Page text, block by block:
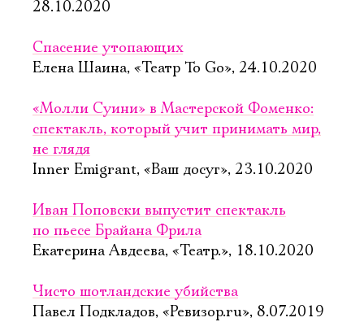
28.10.2020
Спасение утопающих
Елена Шаина, «Театр To Go», 24.10.2020
«Молли Суини» в Мастерской Фоменко:
спектакль, который учит принимать мир,
не глядя
Inner Emigrant, «Ваш досуг», 23.10.2020
Иван Поповски выпустит спектакль
по пьесе Брайана Фрила
Екатерина Авдеева, «Театр.», 18.10.2020
Чисто шотландские убийства
Павел Подкладов, «Ревизор.ru», 8.07.2019